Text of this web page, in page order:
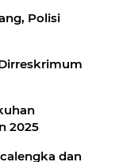
Polisi
2025
dan